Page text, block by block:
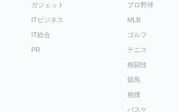
ガジェット
ITビジネス
IT総合
PR
プロ野球
MLB
ゴルフ
テニス
格闘技
競馬
相撲
バスケ